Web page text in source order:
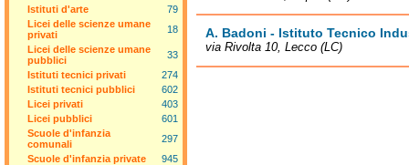
A. Badoni - Istituto Tecnico
via Rivolta 10, Lecco (LC)
Istituti d'arte
79
Licei delle scienze umane
privati
18
Licei delle scienze umane
pubblici
33
Istituti tecnici privati
274
Istituti tecnici pubblici
602
Licei privati
403
Licei pubblici
601
Scuole d'infanzia
comunali
297
Scuole d'infanzia private
945